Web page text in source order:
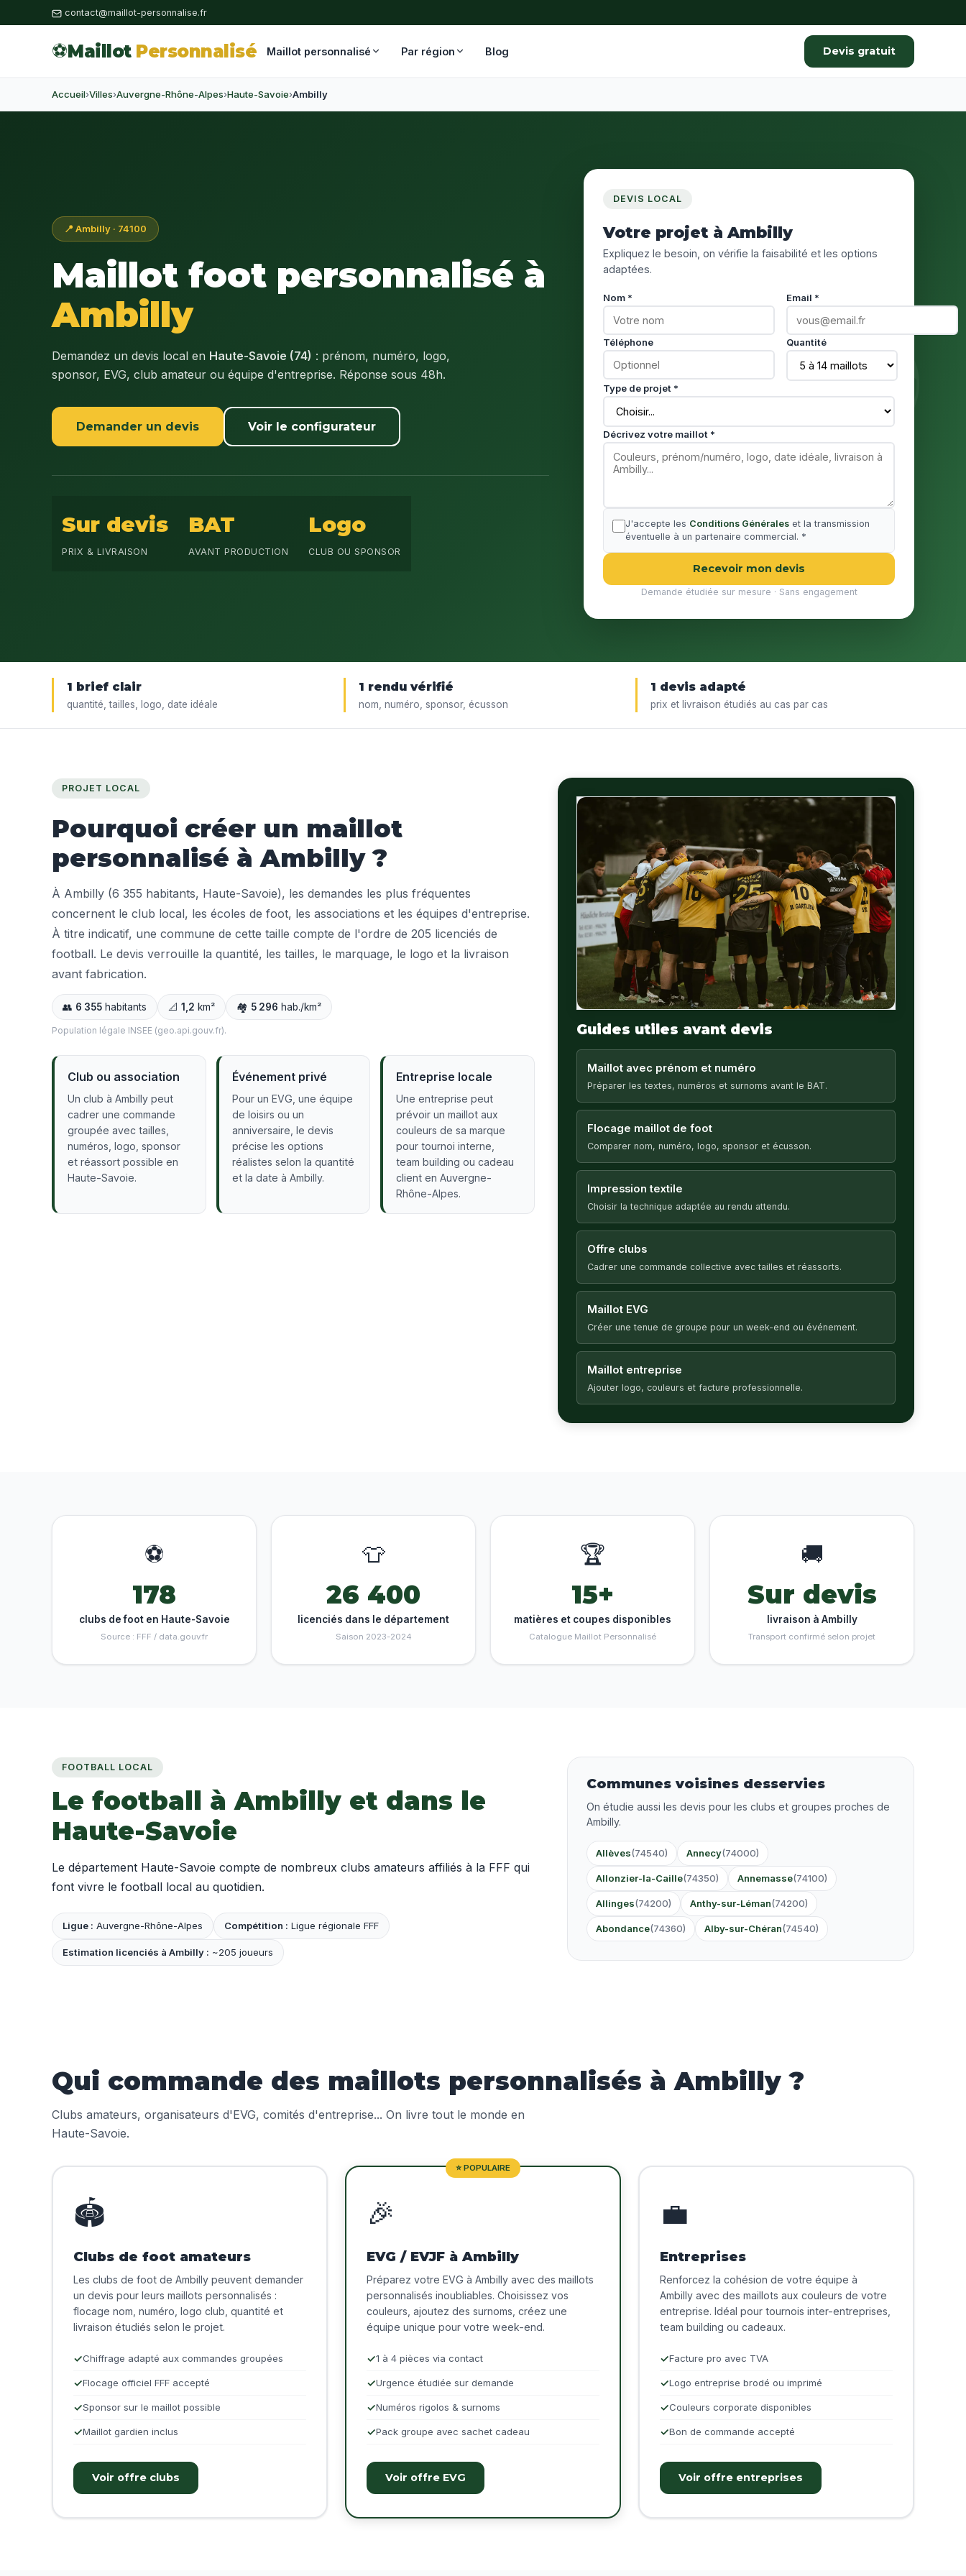
contact@maillot-personnalise.fr
⚽Maillot Personnalisé Maillot personnalisé Par région Blog Devis gratuit
Accueil›Villes›Auvergne-Rhône-Alpes›Haute-Savoie›Ambilly
📍 Ambilly · 74100
Maillot foot personnalisé à
Ambilly
Demandez un devis local en Haute-Savoie (74) : prénom, numéro, logo,
sponsor, EVG, club amateur ou équipe d'entreprise. Réponse sous 48h.
Demander un devis Voir le configurateur
Sur devis
PRIX & LIVRAISON
BAT
AVANT PRODUCTION
Logo
CLUB OU SPONSOR
DEVIS LOCAL
Votre projet à Ambilly
Expliquez le besoin, on vérifie la faisabilité et les options
adaptées.
Nom * Email *
Téléphone Quantité
Type de projet *
Décrivez votre maillot *
J'accepte les Conditions Générales et la transmission
éventuelle à un partenaire commercial. *
Recevoir mon devis
Demande étudiée sur mesure · Sans engagement
1 brief clair
quantité, tailles, logo, date idéale
1 rendu vérifié
nom, numéro, sponsor, écusson
1 devis adapté
prix et livraison étudiés au cas par cas
PROJET LOCAL
Pourquoi créer un maillot
personnalisé à Ambilly ?
À Ambilly (6 355 habitants, Haute-Savoie), les demandes les plus fréquentes
concernent le club local, les écoles de foot, les associations et les équipes d'entreprise.
À titre indicatif, une commune de cette taille compte de l'ordre de 205 licenciés de
football. Le devis verrouille la quantité, les tailles, le marquage, le logo et la livraison
avant fabrication.
👥 6 355 habitants 📐 1,2 km² 🏘️ 5 296 hab./km²
Population légale INSEE (geo.api.gouv.fr).
Club ou association
Un club à Ambilly peut
cadrer une commande
groupée avec tailles,
numéros, logo, sponsor
et réassort possible en
Haute-Savoie.
Événement privé
Pour un EVG, une équipe
de loisirs ou un
anniversaire, le devis
précise les options
réalistes selon la quantité
et la date à Ambilly.
Entreprise locale
Une entreprise peut
prévoir un maillot aux
couleurs de sa marque
pour tournoi interne,
team building ou cadeau
client en Auvergne-
Rhône-Alpes.
Guides utiles avant devis
Maillot avec prénom et numéro
Préparer les textes, numéros et surnoms avant le BAT.
Flocage maillot de foot
Comparer nom, numéro, logo, sponsor et écusson.
Impression textile
Choisir la technique adaptée au rendu attendu.
Offre clubs
Cadrer une commande collective avec tailles et réassorts.
Maillot EVG
Créer une tenue de groupe pour un week-end ou événement.
Maillot entreprise
Ajouter logo, couleurs et facture professionnelle.
⚽
178
clubs de foot en Haute-Savoie
Source : FFF / data.gouv.fr
👕
26 400
licenciés dans le département
Saison 2023-2024
🏆
15+
matières et coupes disponibles
Catalogue Maillot Personnalisé
🚚
Sur devis
livraison à Ambilly
Transport confirmé selon projet
FOOTBALL LOCAL
Le football à Ambilly et dans le
Haute-Savoie
Le département Haute-Savoie compte de nombreux clubs amateurs affiliés à la FFF qui
font vivre le football local au quotidien.
Ligue : Auvergne-Rhône-Alpes Compétition : Ligue régionale FFF
Estimation licenciés à Ambilly : ~205 joueurs
Communes voisines desservies
On étudie aussi les devis pour les clubs et groupes proches de
Ambilly.
Allèves(74540) Annecy(74000)
Allonzier-la-Caille(74350) Annemasse(74100)
Allinges(74200) Anthy-sur-Léman(74200)
Abondance(74360) Alby-sur-Chéran(74540)
Qui commande des maillots personnalisés à Ambilly ?
Clubs amateurs, organisateurs d'EVG, comités d'entreprise... On livre tout le monde en
Haute-Savoie.
🏟️
Clubs de foot amateurs
Les clubs de foot de Ambilly peuvent demander
un devis pour leurs maillots personnalisés :
flocage nom, numéro, logo club, quantité et
livraison étudiés selon le projet.
Chiffrage adapté aux commandes groupées
Flocage officiel FFF accepté
Sponsor sur le maillot possible
Maillot gardien inclus
Voir offre clubs
⭐ POPULAIRE
🎉
EVG / EVJF à Ambilly
Préparez votre EVG à Ambilly avec des maillots
personnalisés inoubliables. Choisissez vos
couleurs, ajoutez des surnoms, créez une
équipe unique pour votre week-end.
1 à 4 pièces via contact
Urgence étudiée sur demande
Numéros rigolos & surnoms
Pack groupe avec sachet cadeau
Voir offre EVG
💼
Entreprises
Renforcez la cohésion de votre équipe à
Ambilly avec des maillots aux couleurs de votre
entreprise. Idéal pour tournois inter-entreprises,
team building ou cadeaux.
Facture pro avec TVA
Logo entreprise brodé ou imprimé
Couleurs corporate disponibles
Bon de commande accepté
Voir offre entreprises